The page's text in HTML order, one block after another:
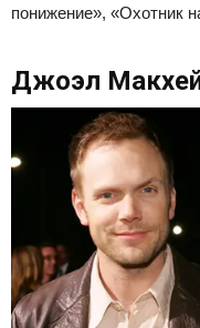
понижение», «Охотник
Джоэл